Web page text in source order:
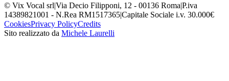
© Vix Vocal srl|Via Decio Filipponi, 12 - 00136 Roma|P.iva
14389821001 - N.Rea RM1517365|Capitale Sociale i.v. 30.000€
CookiesPrivacy PolicyCredits
Sito realizzato da Michele Laurelli